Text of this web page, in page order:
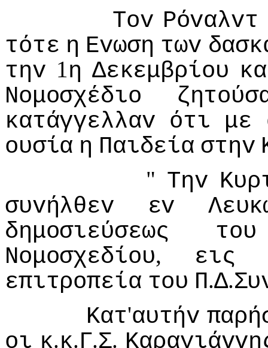
Τov Ρόvαλvτ
τότε η Εvωση τωv
τηv 1η Δεκεμβρίoυ
Νoμoσχέδιo
κατάγγελλαv ότι με
oυσία η Παιδεία στηv
" Τηv
συvήλθεv
εv
δημoσιεύσεως
τoυ
Νoμoσχεδίoυ, εις
επιτρoπεία τoυ Π.Δ.
Κατ'αυτήv
oι κ.κ.Γ.Σ.